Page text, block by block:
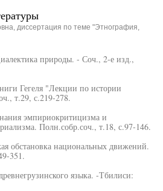
диссертация по теме "Этнография,
природы. - Соч., 2-е изд.,
Гегеля "Лекции по истории
т.29, с.219-278.
эмпириокритицизма и
Полн.собр.соч., т.18, с.97-146.
обстановка национальных движений.
351.
языка. -Тбилиси: